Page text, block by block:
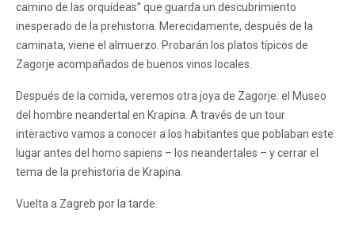
camino de las orquídeas” que guarda un descubrimiento
inesperado de la prehistoria. Merecidamente, después de la
caminata, viene el almuerzo. Probarán los platos típicos de
Zagorje acompañados de buenos vinos locales.
Después de la comida, veremos otra joya de Zagorje: el Museo
del hombre neandertal en Krapina. A través de un tour
interactivo vamos a conocer a los habitantes que poblaban este
lugar antes del homo sapiens – los neandertales – y cerrar el
tema de la prehistoria de Krapina.
Vuelta a Zagreb por la tarde.